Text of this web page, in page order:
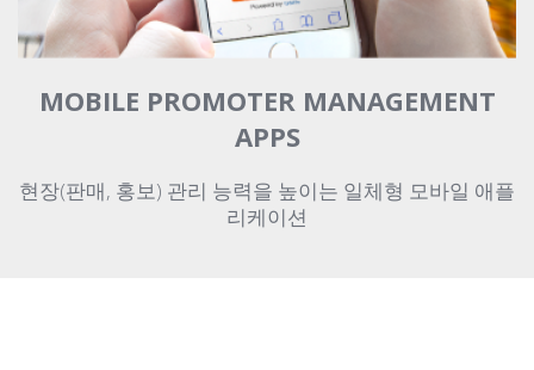
MOBILE PROMOTER MANAGEMENT
APPS
현장(판매, 홍보) 관리 능력을 높이는 일체형 모바일 애플
리케이션